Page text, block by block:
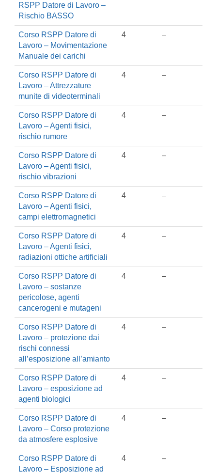
RSPP Datore di Lavoro –
Rischio BASSO
Corso RSPP Datore di
Lavoro – Movimentazione
Manuale dei carichi
4 –
Corso RSPP Datore di
Lavoro – Attrezzature
munite di videoterminali
4 –
Corso RSPP Datore di
Lavoro – Agenti fisici,
rischio rumore
4 –
Corso RSPP Datore di
Lavoro – Agenti fisici,
rischio vibrazioni
4 –
Corso RSPP Datore di
Lavoro – Agenti fisici,
campi elettromagnetici
4 –
Corso RSPP Datore di
Lavoro – Agenti fisici,
radiazioni ottiche artificiali
4 –
Corso RSPP Datore di
Lavoro – sostanze
pericolose, agenti
cancerogeni e mutageni
4 –
Corso RSPP Datore di
Lavoro – protezione dai
rischi connessi
all’esposizione all’amianto
4 –
Corso RSPP Datore di
Lavoro – esposizione ad
agenti biologici
4 –
Corso RSPP Datore di
Lavoro – Corso protezione
da atmosfere esplosive
4 –
Corso RSPP Datore di
Lavoro – Esposizione ad
4 –